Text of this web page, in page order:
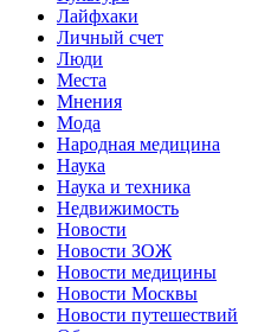
Лайфхаки
Личный счет
Люди
Места
Мнения
Мода
Народная медицина
Наука
Наука и техника
Недвижимость
Новости
Новости ЗОЖ
Новости медицины
Новости Москвы
Новости путешествий